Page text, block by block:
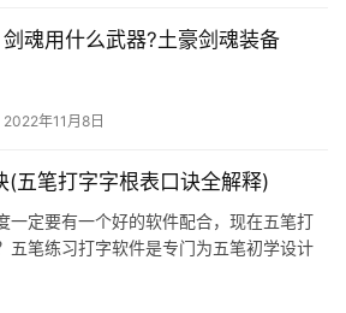
剑魂用什么武器?土豪剑魂装备
2022年11月8日
(五笔打字字根表口诀全解释)
一定要有一个好的软件配合，现在五笔打
五笔练习打字软件是专门为五笔初学设计
，可